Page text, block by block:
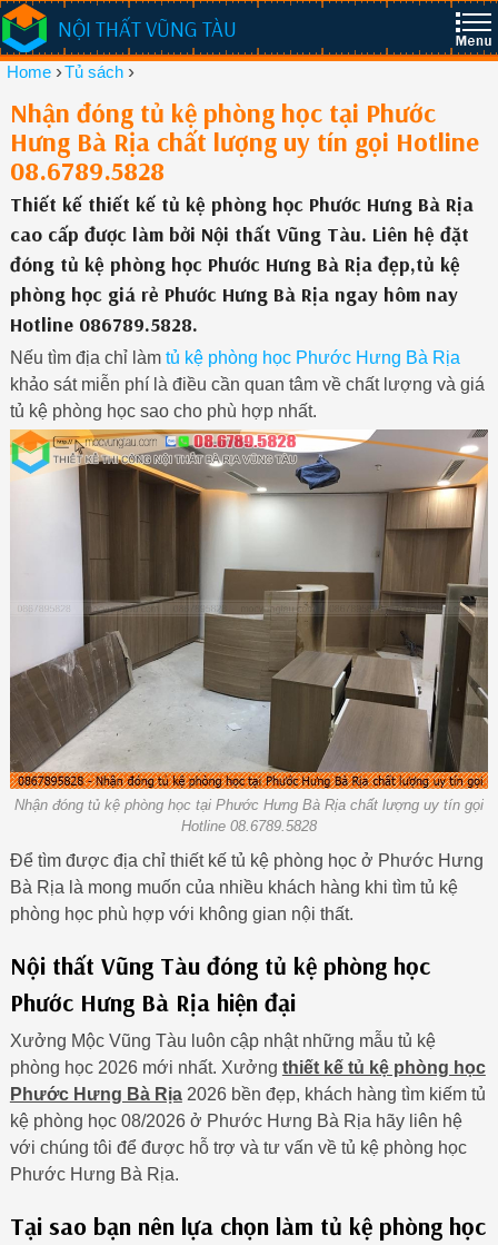
NỘI THẤT VŨNG TÀU
Home ›Tủ sách ›
Nhận đóng tủ kệ phòng học tại Phước
Hưng Bà Rịa chất lượng uy tín gọi Hotline
08.6789.5828
Thiết kế thiết kế tủ kệ phòng học Phước Hưng Bà Rịa
cao cấp được làm bởi Nội thất Vũng Tàu. Liên hệ đặt
đóng tủ kệ phòng học Phước Hưng Bà Rịa đẹp,tủ kệ
phòng học giá rẻ Phước Hưng Bà Rịa ngay hôm nay
Hotline 086789.5828.
Nếu tìm địa chỉ làm tủ kệ phòng học Phước Hưng Bà Rịa
khảo sát miễn phí là điều cần quan tâm về chất lượng và giá
tủ kệ phòng học sao cho phù hợp nhất.
Nhận đóng tủ kệ phòng học tại Phước Hưng Bà Rịa chất lượng uy tín gọi
Hotline 08.6789.5828
Để tìm được địa chỉ thiết kế tủ kệ phòng học ở Phước Hưng
Bà Rịa là mong muốn của nhiều khách hàng khi tìm tủ kệ
phòng học phù hợp với không gian nội thất.
Nội thất Vũng Tàu đóng tủ kệ phòng học
Phước Hưng Bà Rịa hiện đại
Xưởng Mộc Vũng Tàu luôn cập nhật những mẫu tủ kệ
phòng học 2026 mới nhất. Xưởng thiết kế tủ kệ phòng học
Phước Hưng Bà Rịa2026 bền đẹp, khách hàng tìm kiếm tủ
kệ phòng học 08/2026 ở Phước Hưng Bà Rịa hãy liên hệ
với chúng tôi để được hỗ trợ và tư vấn về tủ kệ phòng học
Phước Hưng Bà Rịa.
Tại sao bạn nên lựa chọn làm tủ kệ phòng học